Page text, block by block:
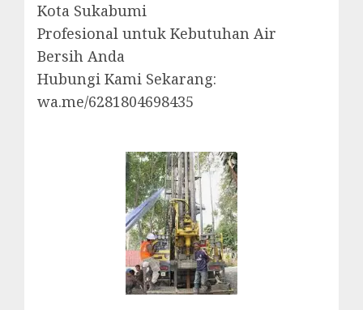
Kota Sukabumi
Profesional untuk Kebutuhan Air
Bersih Anda
Hubungi Kami Sekarang:
wa.me/6281804698435